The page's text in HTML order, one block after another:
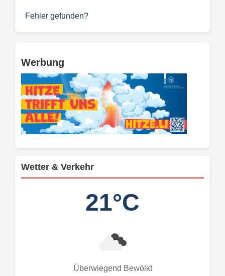
Fehler gefunden?
Werbung
Wetter & Verkehr
21°C
Überwiegend Bewölkt